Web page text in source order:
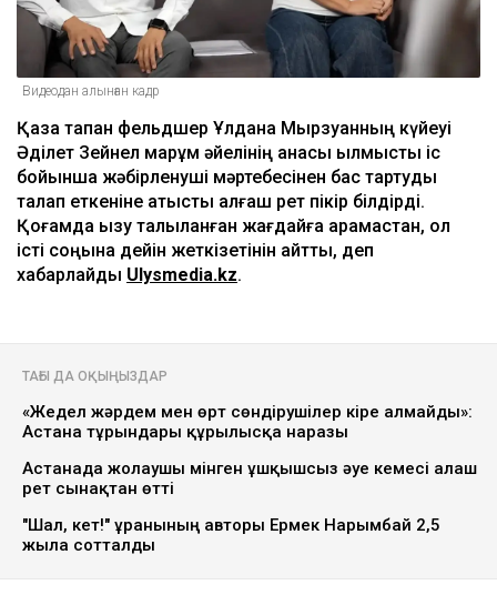
Қаза тапқан фельдшер Ұлдана Мырзуанның күйеуі
бойынша жәбірленуші мәртебесінен бас тартуды
талап еткеніне қатысты алғаш рет пікір білдірді.
Қоғамда қызу талқыланған жағдайға қарамастан, ол
істі соңына дейін жеткізетінін айтты, деп
хабарлайды